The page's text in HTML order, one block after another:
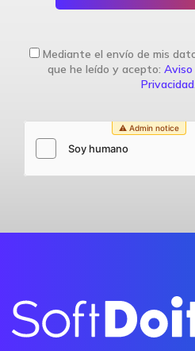
Mediante el envío de mis
que he leído y acepto:
Privacidad.